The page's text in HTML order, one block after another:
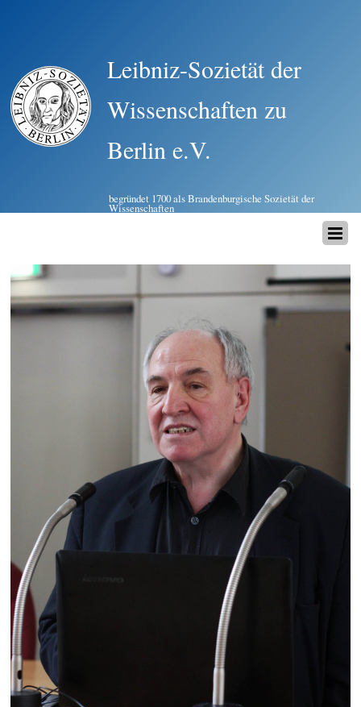
Leibniz-Sozietät der
Wissenschaften zu
Berlin e.V.
begründet 1700 als Brandenburgische Sozietät der
Wissenschaften